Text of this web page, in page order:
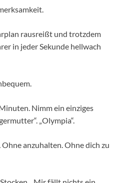
rausreißt und trotzdem
in jeder Sekunde hellwach
Nimm ein einziges
„Olympia“.
anzuhalten. Ohne dich zu